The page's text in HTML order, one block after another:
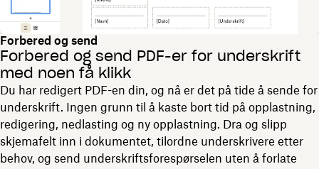
Forbered og send
Forbered og send PDF-er for underskrift
med noen få klikk
Du har redigert PDF-en din, og nå er det på tide å sende for
underskrift. Ingen grunn til å kaste bort tid på opplastning,
redigering, nedlasting og ny opplastning. Dra og slipp
skjemafelt inn i dokumentet, tilordne underskrivere etter
behov, og send underskriftsforespørselen uten å forlate